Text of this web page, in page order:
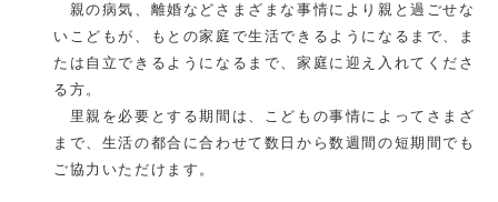
親の病気、離婚などさまざまな事情により親と過ごせな
いこどもが、もとの家庭で生活できるようになるまで、ま
たは自立できるようになるまで、家庭に迎え入れてくださ
る方。
里親を必要とする期間は、こどもの事情によってさまざ
まで、生活の都合に合わせて数日から数週間の短期間でも
ご協力いただけます。